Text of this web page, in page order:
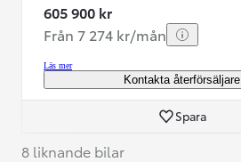
605 900 kr
Från 7 274 kr/mån
Läs mer
Kontakta återförsäljare
Spara
8 liknande bilar